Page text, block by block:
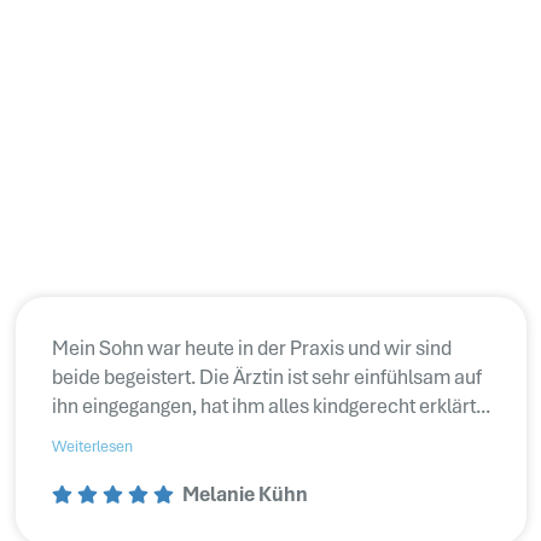
Mein Sohn war heute in der Praxis und wir sind
beide begeistert. Die Ärztin ist sehr einfühlsam auf
ihn eingegangen, hat ihm alles kindgerecht erklärt...
Weiterlesen
Melanie Kühn